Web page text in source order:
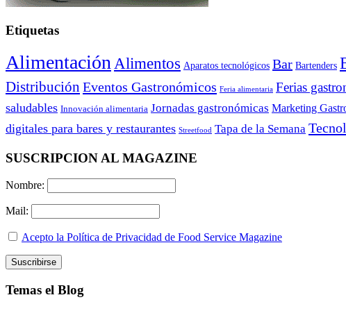
Etiquetas
Alimentación Alimentos Aparatos tecnológicos Bar Bartenders
Distribución Eventos Gastronómicos Feria alimentaria Ferias
saludables Innovación alimentaria Jornadas gastronómicas Marketing
digitales para bares y restaurantes Streetfood Tapa de la Semana
SUSCRIPCION AL MAGAZINE
Nombre:
Mail:
Acepto la Política de Privacidad de Food Service Magazine
Temas el Blog